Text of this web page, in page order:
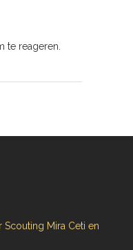
te reageren.
Scouting Mira Ceti en